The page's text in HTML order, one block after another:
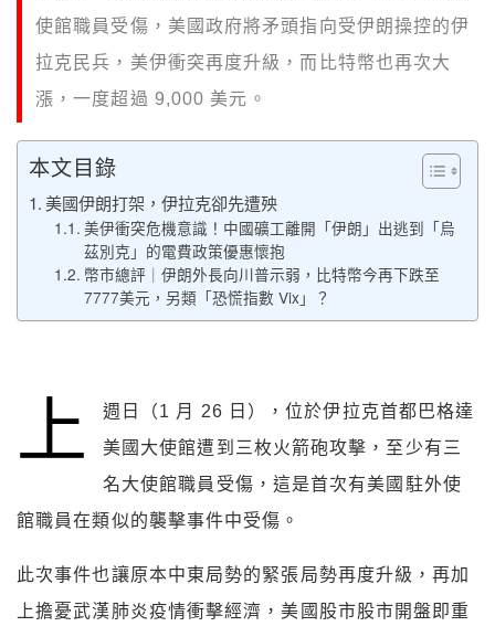
使館職員受傷，美國政府將矛頭指向受伊朗操控的伊
拉克民兵，美伊衝突再度升級，而比特幣也再次大
漲，一度超過 9,000 美元。
本文目錄
美國伊朗打架，伊拉克卻先遭殃
美伊衝突危機意識！中國礦工離開「伊朗」出逃到「烏
茲別克」的電費政策優惠懷抱
幣市總評｜伊朗外長向川普示弱，比特幣今再下跌至
7777美元，另類「恐慌指數 Vix」？
上
週日（1 月 26 日），位於伊拉克首都巴格達
美國大使館遭到三枚火箭砲攻擊，至少有三
名大使館職員受傷，這是首次有美國駐外使
館職員在類似的襲擊事件中受傷。
此次事件也讓原本中東局勢的緊張局勢再度升級，再加
上擔憂武漢肺炎疫情衝擊經濟，美國股市股市開盤即重